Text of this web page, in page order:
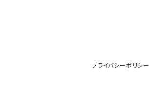
プライバシーポリシー